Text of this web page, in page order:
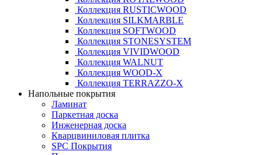
Коллекция RUSTICWOOD
Коллекция SILKMARBLE
Коллекция SOFTWOOD
Коллекция STONESYSTEM
Коллекция VIVIDWOOD
Коллекция WALNUT
Коллекция WOOD-X
Коллекция ТЕRRАZZO-X
Напольные покрытия
Ламинат
Паркетная доска
Инженерная доска
Кварцвиниловая плитка
SPC Покрытия